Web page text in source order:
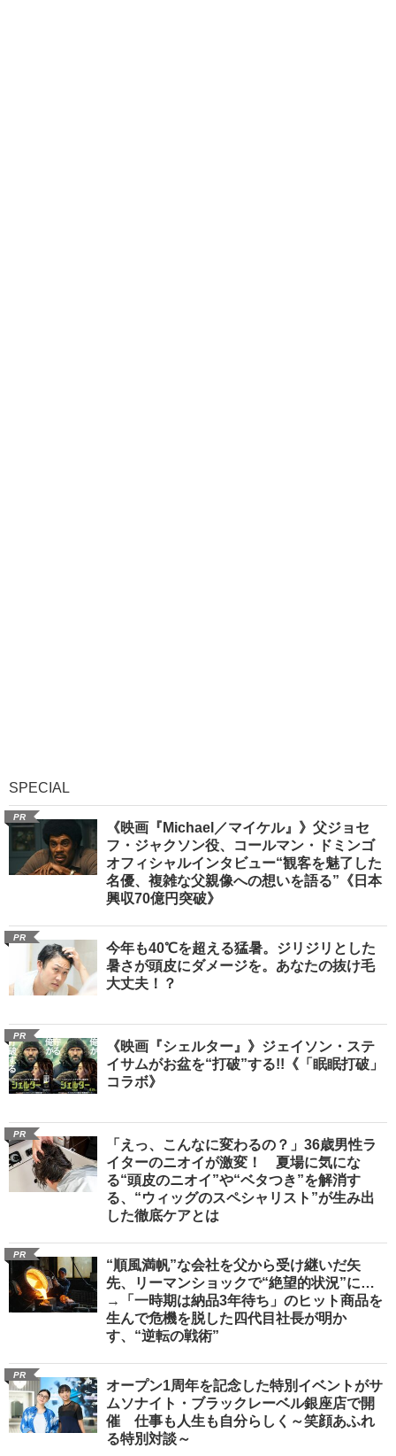
SPECIAL
PR
《映画『Michael／マイケル』》父ジョセ
フ・ジャクソン役、コールマン・ドミンゴ
オフィシャルインタビュー“観客を魅了した
名優、複雑な父親像への想いを語る”《日本
興収70億円突破》
PR
今年も40℃を超える猛暑。ジリジリとした
暑さが頭皮にダメージを。あなたの抜け毛
大丈夫！？
PR
《映画『シェルター』》ジェイソン・ステ
イサムがお盆を“打破”する!!《「眠眠打破」
コラボ》
PR
「えっ、こんなに変わるの？」36歳男性ラ
イターのニオイが激変！ 夏場に気にな
る“頭皮のニオイ”や“ベタつき”を解消す
る、“ウィッグのスペシャリスト”が生み出
した徹底ケアとは
PR
“順風満帆”な会社を父から受け継いだ矢
先、リーマンショックで“絶望的状況”に…
→「一時期は納品3年待ち」のヒット商品を
生んで危機を脱した四代目社長が明か
す、“逆転の戦術”
PR
オープン1周年を記念した特別イベントがサ
ムソナイト・ブラックレーベル銀座店で開
催 仕事も人生も自分らしく～笑顔あふれ
る特別対談～